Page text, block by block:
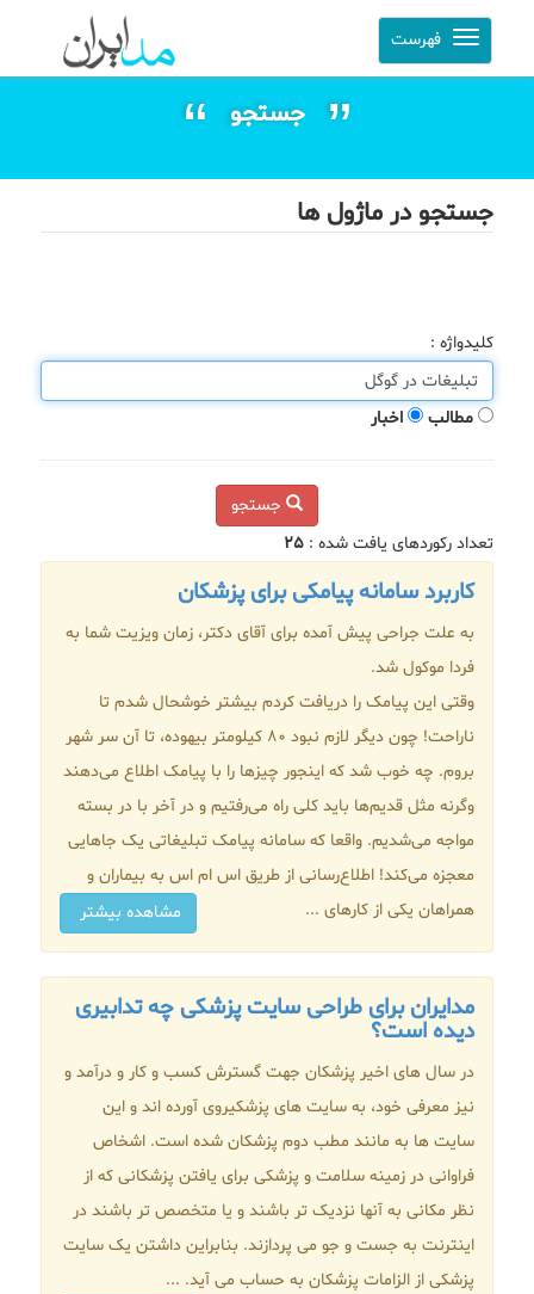
فهرست
جستجو
جستجو در ماژول ها
کلیدواژه :
مطالب اخبار
تعداد رکوردهای یافت شده :
۲۵
کاربرد سامانه پیامکی برای پزشکان
به علت جراحی پیش آمده برای آقای دکتر، زمان ویزیت شما به
فردا موکول شد.
وقتی این پیامک را دریافت کردم بیشتر خوشحال شدم تا
ناراحت! چون دیگر لازم نبود 80 کیلومتر بیهوده، تا آن سر شهر
بروم. چه خوب شد که اینجور چیزها را با پیامک اطلاع می‌دهند
وگرنه مثل قدیم‌ها باید کلی راه می‌رفتیم و در آخر با در بسته
مواجه می‌شدیم. واقعا که سامانه پیامک تبلیغاتی یک جاهایی
معجزه می‌کند! اطلاع‌رسانی از طریق اس ام اس به بیماران و
همراهان یکی از کارهای ...
مشاهده بیشتر
مدایران برای طراحی سایت پزشکی چه تدابیری
دیده است؟
در سال های اخیر پزشکان جهت گسترش کسب و کار و درآمد و
نیز معرفی خود، به سایت های پزشکیروی آورده اند و این
سایت ها به مانند مطب دوم پزشکان شده است. اشخاص
فراوانی در زمینه سلامت و پزشکی برای یافتن پزشکانی که از
نظر مکانی به آنها نزدیک تر باشند و یا متخصص تر باشند در
اینترنت به جست و جو می پردازند. بنابراین داشتن یک سایت
پزشکی از الزامات پزشکان به حساب می آید. ...